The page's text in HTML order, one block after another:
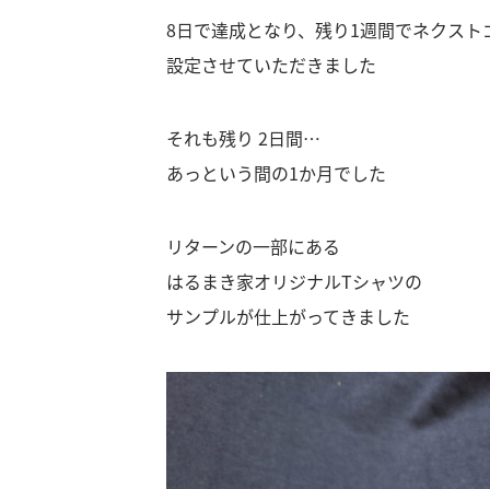
8日で達成となり、残り1週間でネクスト
設定させていただきました
それも残り 2日間…
あっという間の1か月でした
リターンの一部にある
はるまき家オリジナルTシャツの
サンプルが仕上がってきました